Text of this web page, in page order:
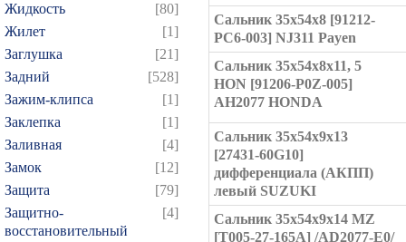
Жидкость
[80]
Жилет
[1]
Заглушка
[21]
Задний
[528]
Зажим-клипса
[1]
Заклепка
[1]
Заливная
[4]
Замок
[12]
Защита
[79]
Защитно-
восстановительный
[4]
Сальник 35x54x8 [91212-
PC6-003] NJ311 Payen
Сальник 35x54x8x11, 5
HON [91206-P0Z-005]
AH2077 HONDA
Сальник 35x54x9x13
[27431-60G10]
дифференциала (АКПП)
левый SUZUKI
Сальник 35x54x9x14 MZ
[T005-27-165A] /AD2077-E0/